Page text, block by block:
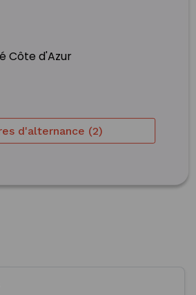
Côte d'Azur
d'alternance (2)